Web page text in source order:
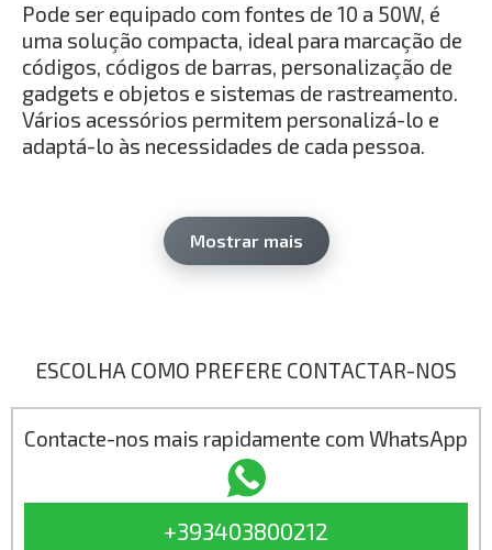
Pode ser equipado com fontes de 10 a 50W, é
uma solução compacta, ideal para marcação de
códigos, códigos de barras, personalização de
gadgets e objetos e sistemas de rastreamento.
Vários acessórios permitem personalizá-lo e
adaptá-lo às necessidades de cada pessoa.
Estrutura:sistema de mesa composto por
base eletrossoldada, tampas em chapa
pintada, cabine de proteção integral com
ranhuras em "T" para utilização de tornos,
suportes ou peças de travamento de
pinças (não incluído)
Controle eletrônico:
gerenciamento dos motores da cabeça do
manual) e das medidas de segurança da
Mostrar mais
ESCOLHA COMO PREFERE CONTACTAR-NOS
Contacte-nos mais rapidamente com WhatsApp
+393403800212